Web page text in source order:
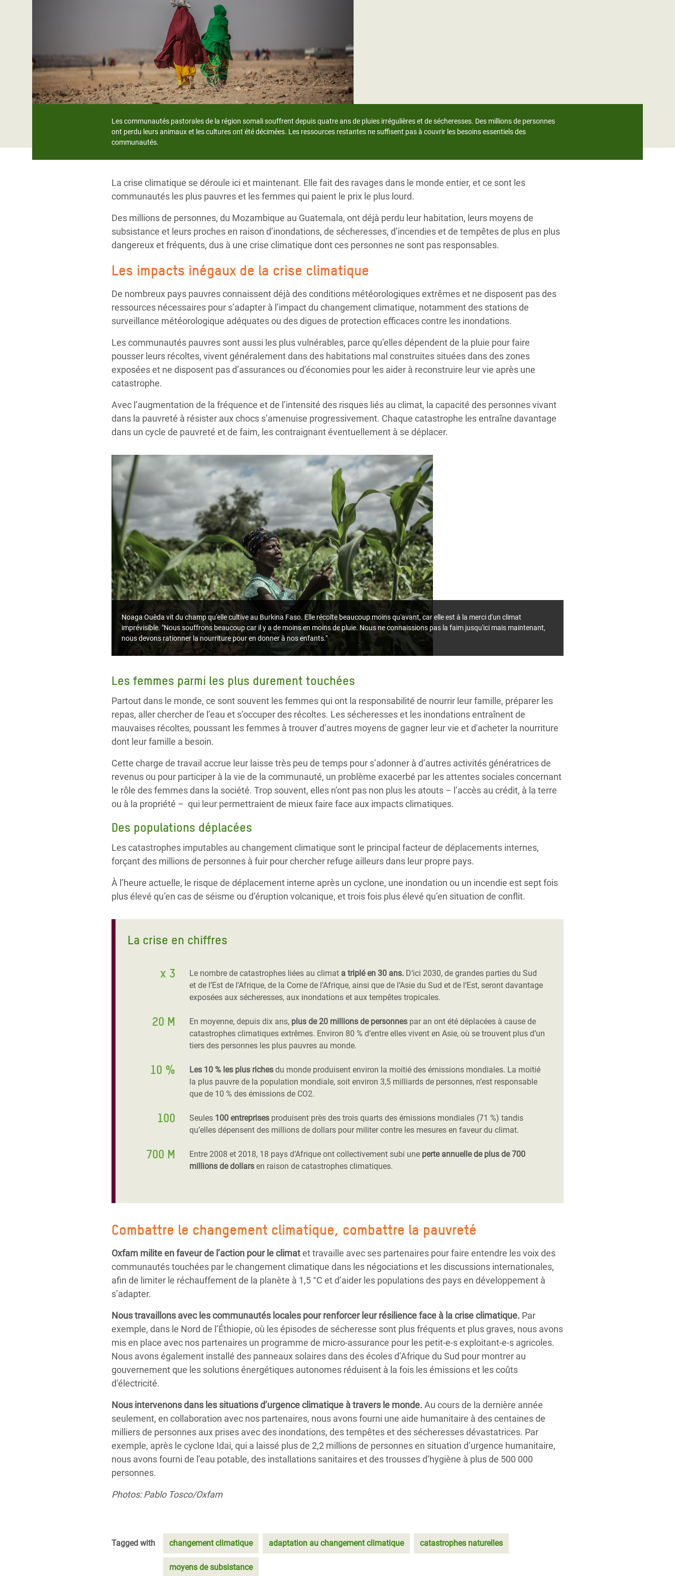
Inequality and Rights in a
Digital Age
Gender, Rights, and Justice
Crise Climatique et
Alimentaire en Afrique de
l’Est
Crise au Yémen
Crise des Réfugiés Rohingyas
au Bangladesh
Soudan du Sud
Mettons Fin à la Souffrance qui se Cache
Les Violences Faites aux Femmes et aux
Filles, Ça Suffit !
Les communautés pastorales de la région somali souffrent depuis quatre ans de pluies irrégulières et de sécheresses. Des millions de personnes
ont perdu leurs animaux et les cultures ont été décimées. Les ressources restantes ne suffisent pas à couvrir les besoins essentiels des
communautés.
La crise climatique se déroule ici et maintenant. Elle fait des ravages dans le monde entier, et ce sont les
communautés les plus pauvres et les femmes qui paient le prix le plus lourd.
Des millions de personnes, du Mozambique au Guatemala, ont déjà perdu leur habitation, leurs moyens de
subsistance et leurs proches en raison d’inondations, de sécheresses, d’incendies et de tempêtes de plus en plus
dangereux et fréquents, dus à une crise climatique dont ces personnes ne sont pas responsables.
Les impacts inégaux de la crise climatique
De nombreux pays pauvres connaissent déjà des conditions météorologiques extrêmes et ne disposent pas des
ressources nécessaires pour s’adapter à l’impact du changement climatique, notamment des stations de
surveillance météorologique adéquates ou des digues de protection efficaces contre les inondations.
Les communautés pauvres sont aussi les plus vulnérables, parce qu’elles dépendent de la pluie pour faire
pousser leurs récoltes, vivent généralement dans des habitations mal construites situées dans des zones
exposées et ne disposent pas d’assurances ou d’économies pour les aider à reconstruire leur vie après une
catastrophe.
Avec l’augmentation de la fréquence et de l’intensité des risques liés au climat, la capacité des personnes vivant
dans la pauvreté à résister aux chocs s’amenuise progressivement. Chaque catastrophe les entraîne davantage
dans un cycle de pauvreté et de faim, les contraignant éventuellement à se déplacer.
Noaga Ouèda vit du champ qu'elle cultive au Burkina Faso. Elle récolte beaucoup moins qu'avant, car elle est à la merci d'un climat
imprévisible. "Nous souffrons beaucoup car il y a de moins en moins de pluie. Nous ne connaissions pas la faim jusqu'ici mais maintenant,
nous devons rationner la nourriture pour en donner à nos enfants."
Les femmes parmi les plus durement touchées
Partout dans le monde, ce sont souvent les femmes qui ont la responsabilité de nourrir leur famille, préparer les
repas, aller chercher de l’eau et s’occuper des récoltes. Les sécheresses et les inondations entraînent de
mauvaises récoltes, poussant les femmes à trouver d’autres moyens de gagner leur vie et d'acheter la nourriture
dont leur famille a besoin.
Cette charge de travail accrue leur laisse très peu de temps pour s’adonner à d’autres activités génératrices de
revenus ou pour participer à la vie de la communauté, un problème exacerbé par les attentes sociales concernant
le rôle des femmes dans la société. Trop souvent, elles n’ont pas non plus les atouts – l’accès au crédit, à la terre
ou à la propriété – qui leur permettraient de mieux faire face aux impacts climatiques.
Des populations déplacées
Les catastrophes imputables au changement climatique sont le principal facteur de déplacements internes,
forçant des millions de personnes à fuir pour chercher refuge ailleurs dans leur propre pays.
À l’heure actuelle, le risque de déplacement interne après un cyclone, une inondation ou un incendie est sept fois
plus élevé qu’en cas de séisme ou d’éruption volcanique, et trois fois plus élevé qu’en situation de conflit.
La crise en chiffres
x 3 Le nombre de catastrophes liées au climat a triplé en 30 ans. D‘ici 2030, de grandes parties du Sud
et de l’Est de l’Afrique, de la Corne de l’Afrique, ainsi que de l‘Asie du Sud et de l‘Est, seront davantage
exposées aux sécheresses, aux inondations et aux tempêtes tropicales.
20 M En moyenne, depuis dix ans, plus de 20 millions de personnes par an ont été déplacées à cause de
catastrophes climatiques extrêmes. Environ 80 % d’entre elles vivent en Asie, où se trouvent plus d’un
tiers des personnes les plus pauvres au monde.
10 % Les 10 % les plus riches du monde produisent environ la moitié des émissions mondiales. La moitié
la plus pauvre de la population mondiale, soit environ 3,5 milliards de personnes, n’est responsable
que de 10 % des émissions de CO2.
100 Seules 100 entreprises produisent près des trois quarts des émissions mondiales (71 %) tandis
qu’elles dépensent des millions de dollars pour militer contre les mesures en faveur du climat.
700 M Entre 2008 et 2018, 18 pays d’Afrique ont collectivement subi une perte annuelle de plus de 700
millions de dollars en raison de catastrophes climatiques.
Combattre le changement climatique, combattre la pauvreté
Oxfam milite en faveur de l’action pour le climatet travaille avec ses partenaires pour faire entendre les voix des
communautés touchées par le changement climatique dans les négociations et les discussions internationales,
afin de limiter le réchauffement de la planète à 1,5 °C et d’aider les populations des pays en développement à
s’adapter.
Nous travaillons avec les communautés locales pour renforcer leur résilienceface à la crise climatique. Par
exemple, dans le Nord de l’Éthiopie, où les épisodes de sécheresse sont plus fréquents et plus graves, nous avons
mis en place avec nos partenaires un programme de micro-assurance pour les petit-e-s exploitant-e-s agricoles.
Nous avons également installé des panneaux solaires dans des écoles d’Afrique du Sud pour montrer au
gouvernement que les solutions énergétiques autonomes réduisent à la fois les émissions et les coûts
d‘électricité.
Nous intervenons dans les situationsd’urgence climatique à travers le monde. Au cours de la dernière année
seulement, en collaboration avec nos partenaires, nous avons fourni une aide humanitaire à des centaines de
milliers de personnes aux prises avec des inondations, des tempêtes et des sécheresses dévastatrices. Par
exemple, après le cyclone Idai, qui a laissé plus de 2,2 millions de personnes en situation d’urgence humanitaire,
nous avons fourni de l’eau potable, des installations sanitaires et des trousses d’hygiène à plus de 500 000
personnes.
Photos: Pablo Tosco/Oxfam
Tagged with changement climatique adaptation au changement climatique catastrophes naturelles
moyens de subsistance